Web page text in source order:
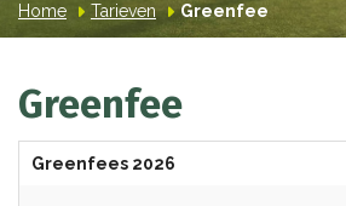
Home Tarieven Greenfee
Greenfee
Greenfees 2026